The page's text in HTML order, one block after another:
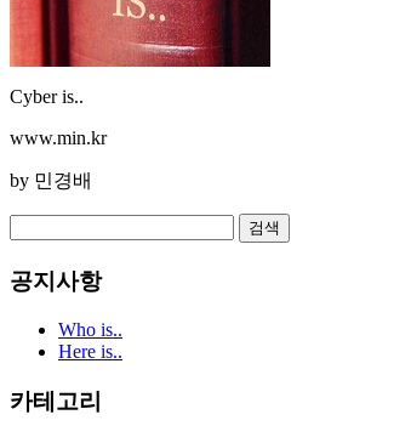
Cyber is..
www.min.kr
by 민경배
공지사항
Who is..
Here is..
카테고리